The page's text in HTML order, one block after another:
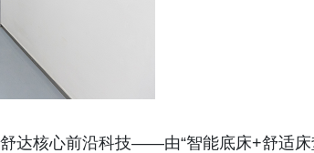
达核心前沿科技——由“智能底床+舒适床